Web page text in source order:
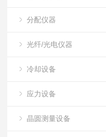
分配仪器
光纤/光电仪器
冷却设备
应力设备
晶圆测量设备